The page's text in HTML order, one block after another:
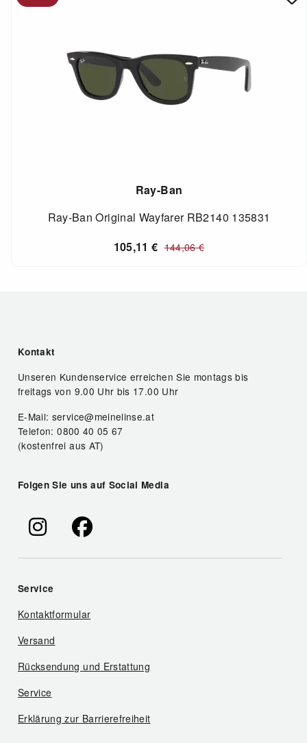
Ray-Ban
Ray-Ban Original Wayfarer RB2140 135831
105,11€ 144,06€
Kontakt
Unseren Kundenservice erreichen Sie montags bis
freitags von 9.00 Uhr bis 17.00 Uhr
E-Mail: service@meinelinse.at
Telefon: 0800 40 05 67
(kostenfrei aus AT)
Folgen Sie uns auf Social Media
Service
Kontaktformular
Versand
Rücksendung und Erstattung
Service
Erklärung zur Barrierefreiheit